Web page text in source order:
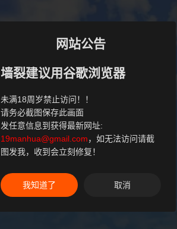
网站公告
墙裂建议用谷歌浏览器
未满18周岁禁止访问！！
请务必截图保存此画面
发任意信息到获得最新网址:
19manhua@gmail.com，如无法访问请截
图发我，收到会立刻修复！
我知道了 取消